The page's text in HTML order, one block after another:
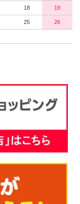
18 19
25 26